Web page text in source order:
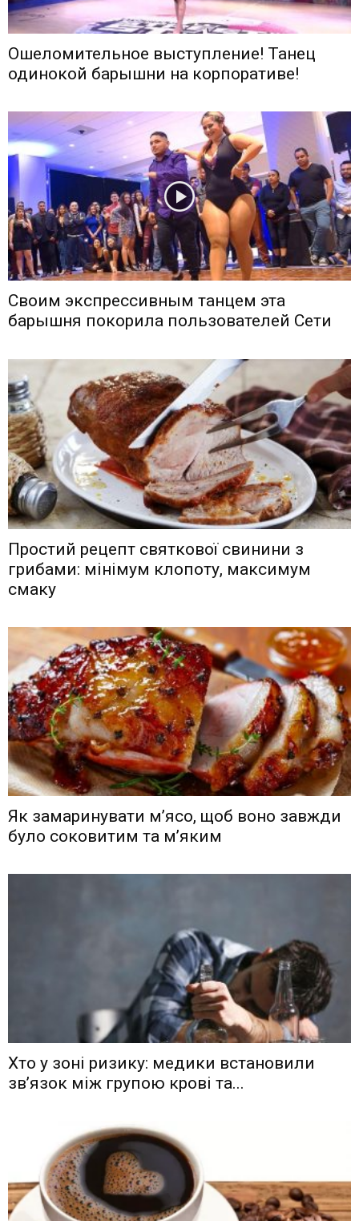
Ошеломительное выступление! Танец
одинокой барышни на корпоративе!
Своим экспрессивным танцем эта
барышня покорила пользователей Сети
Простий рецепт святкової свинини з
грибами: мінімум клопоту, максимум
смаку
Як замаринувати м’ясо, щоб воно завжди
було соковитим та м’яким
Хто у зоні ризику: медики встановили
зв’язок між групою крові та...